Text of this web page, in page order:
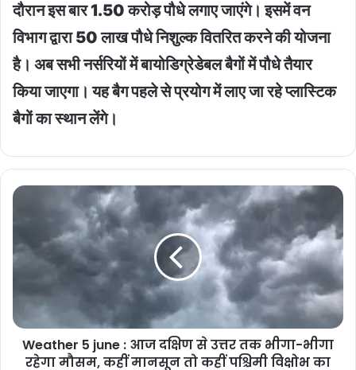
दौरान इस बार 1.50 करोड़ पौधे लगाए जाएंगे। इसमें वन
विभाग द्वारा 50 लाख पौधे निशुल्क वितरित करने की योजना
है। अब सभी नर्सरियों में बायोडिग्रेडेबल बैगों में पौधे तैयार
किया जाएगा। यह बैग पहले से प्रयोग में लाए जा रहे प्लास्टिक
बैगों का स्थान लेंगे।
Weather
आज
तक
भीगा-
भीगा
Weather 5 june : आज दक्षिण से उत्तर तक भीगा-भीगा
रहेगा मौसम, कहीं मानसून तो कहीं पश्चिमी विक्षोभ का